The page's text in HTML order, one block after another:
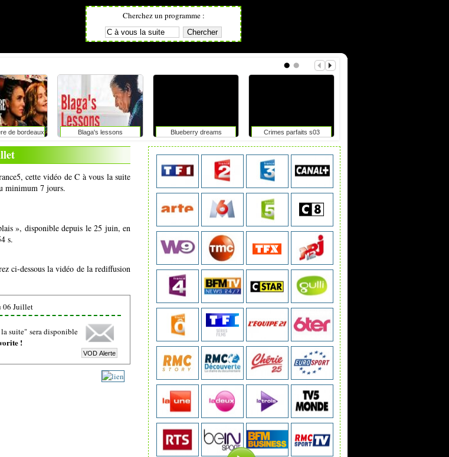
Cherchez un programme :
de bordeaux Blaga's lessons Blueberry dreams Crimes parfaits s03
cette vidéo de C à vous la suite
minimum 7 jours.
», disponible depuis le 25 juin, en
s.
ci-dessous la vidéo de la rediffusion
06 Juillet
suite" sera disponible
!